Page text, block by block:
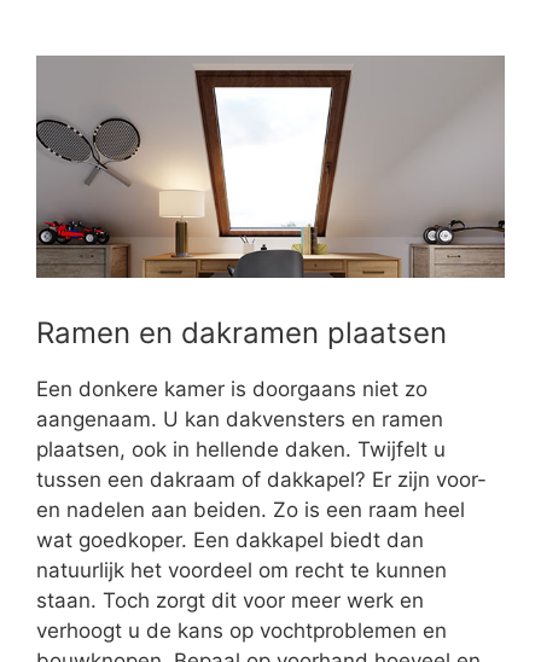
Ramen en dakramen plaatsen
Een donkere kamer is doorgaans niet zo
aangenaam. U kan dakvensters en ramen
plaatsen, ook in hellende daken. Twijfelt u
tussen een dakraam of dakkapel? Er zijn voor-
en nadelen aan beiden. Zo is een raam heel
wat goedkoper. Een dakkapel biedt dan
natuurlijk het voordeel om recht te kunnen
staan. Toch zorgt dit voor meer werk en
verhoogt u de kans op vochtproblemen en